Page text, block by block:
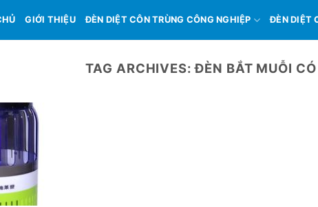
GIỚI THIỆU ĐÈN DIỆT CÔN TRÙNG CÔNG NGHIỆP ĐÈN DIỆT
TAG ARCHIVES:ĐÈN BẮT MUỖI